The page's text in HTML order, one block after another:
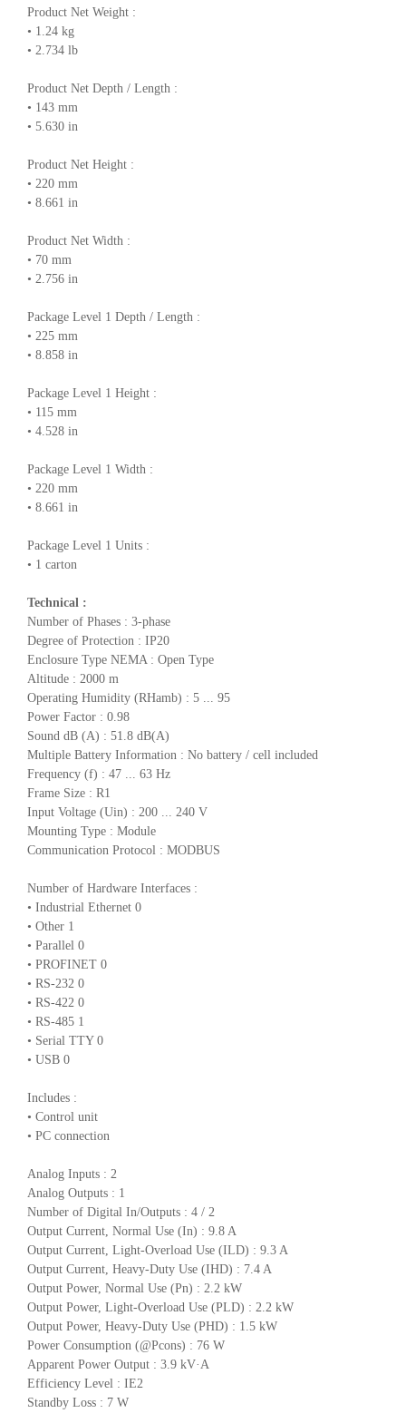
Product Net Weight :
• 1.24 kg
• 2.734 lb
Product Net Depth / Length :
• 143 mm
• 5.630 in
Product Net Height :
• 220 mm
• 8.661 in
Product Net Width :
• 70 mm
• 2.756 in
Package Level 1 Depth / Length :
• 225 mm
• 8.858 in
Package Level 1 Height :
• 115 mm
• 4.528 in
Package Level 1 Width :
• 220 mm
• 8.661 in
Package Level 1 Units :
• 1 carton
Technical :
Number of Phases : 3-phase
Degree of Protection : IP20
Enclosure Type NEMA : Open Type
Altitude : 2000 m
Operating Humidity (RHamb) : 5 ... 95
Power Factor : 0.98
Sound dB (A) : 51.8 dB(A)
Multiple Battery Information : No battery / cell included
Frequency (f) : 47 ... 63 Hz
Frame Size : R1
Input Voltage (Uin) : 200 ... 240 V
Mounting Type : Module
Communication Protocol : MODBUS
Number of Hardware Interfaces :
• Industrial Ethernet 0
• Other 1
• Parallel 0
• PROFINET 0
• RS-232 0
• RS-422 0
• RS-485 1
• Serial TTY 0
• USB 0
Includes :
• Control unit
• PC connection
Analog Inputs : 2
Analog Outputs : 1
Number of Digital In/Outputs : 4 / 2
Output Current, Normal Use (In) : 9.8 A
Output Current, Light-Overload Use (ILD) : 9.3 A
Output Current, Heavy-Duty Use (IHD) : 7.4 A
Output Power, Normal Use (Pn) : 2.2 kW
Output Power, Light-Overload Use (PLD) : 2.2 kW
Output Power, Heavy-Duty Use (PHD) : 1.5 kW
Power Consumption (@Pcons) : 76 W
Apparent Power Output : 3.9 kV·A
Efficiency Level : IE2
Standby Loss : 7 W